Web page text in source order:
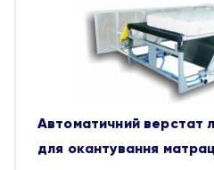
Автоматичний верстат
для окантування